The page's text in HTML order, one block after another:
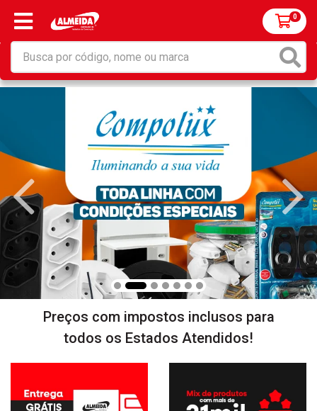
0
Preços com impostos inclusos para
todos os Estados Atendidos!